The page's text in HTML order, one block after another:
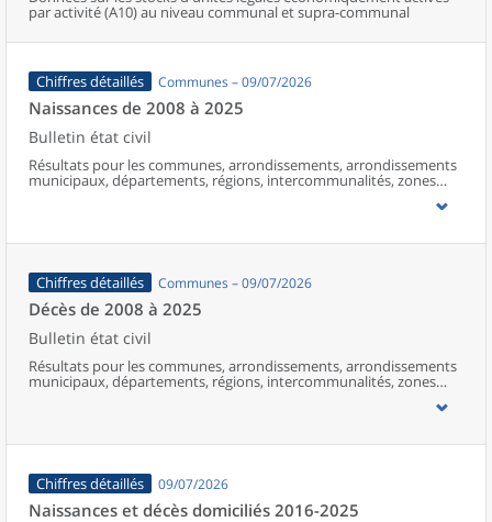
par activité (A10) au niveau communal et supra-communal
Chiffres détaillés Communes – 09/07/2026
Naissances de 2008 à 2025
Bulletin état civil
Résultats pour les communes, arrondissements, arrondissements
municipaux, départements, régions, intercommunalités, zones
d’emploi, bassins de vie, unités urbaines et aires d’attraction des
Chiffres détaillés Communes – 09/07/2026
Décès de 2008 à 2025
Bulletin état civil
Résultats pour les communes, arrondissements, arrondissements
municipaux, départements, régions, intercommunalités, zones
d’emploi, bassins de vie, unités urbaines et aires d’attraction des
Chiffres détaillés 09/07/2026
Naissances et décès domiciliés 2016-2025